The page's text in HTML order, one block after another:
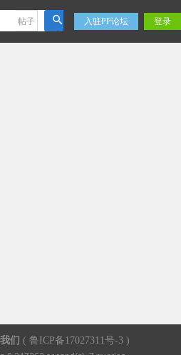
入驻PP论坛 登录
帖子
们 ( 鲁ICP备17027311号-3 )